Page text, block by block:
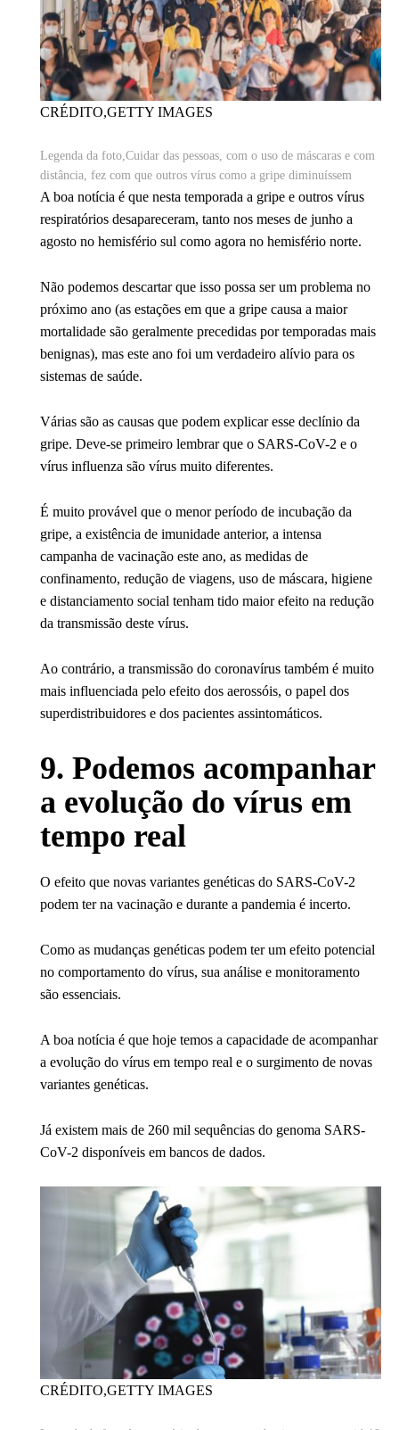
CRÉDITO,GETTY IMAGES
Legenda da foto,Cuidar das pessoas, com o uso de máscaras e com
distância, fez com que outros vírus como a gripe diminuíssem
A boa notícia é que nesta temporada a gripe e outros vírus
respiratórios desapareceram, tanto nos meses de junho a
agosto no hemisfério sul como agora no hemisfério norte.
Não podemos descartar que isso possa ser um problema no
próximo ano (as estações em que a gripe causa a maior
mortalidade são geralmente precedidas por temporadas mais
benignas), mas este ano foi um verdadeiro alívio para os
sistemas de saúde.
Várias são as causas que podem explicar esse declínio da
gripe. Deve-se primeiro lembrar que o SARS-CoV-2 e o
vírus influenza são vírus muito diferentes.
É muito provável que o menor período de incubação da
gripe, a existência de imunidade anterior, a intensa
campanha de vacinação este ano, as medidas de
confinamento, redução de viagens, uso de máscara, higiene
e distanciamento social tenham tido maior efeito na redução
da transmissão deste vírus.
Ao contrário, a transmissão do coronavírus também é muito
mais influenciada pelo efeito dos aerossóis, o papel dos
superdistribuidores e dos pacientes assintomáticos.
9. Podemos acompanhar
a evolução do vírus em
tempo real
O efeito que novas variantes genéticas do SARS-CoV-2
podem ter na vacinação e durante a pandemia é incerto.
Como as mudanças genéticas podem ter um efeito potencial
no comportamento do vírus, sua análise e monitoramento
são essenciais.
A boa notícia é que hoje temos a capacidade de acompanhar
a evolução do vírus em tempo real e o surgimento de novas
variantes genéticas.
Já existem mais de 260 mil sequências do genoma SARS-
CoV-2 disponíveis em bancos de dados.
CRÉDITO,GETTY IMAGES